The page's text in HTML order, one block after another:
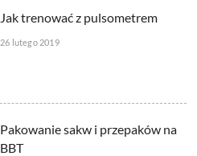
Jak trenować z pulsometrem
26 lutego 2019
Pakowanie sakw i przepaków na
BBT